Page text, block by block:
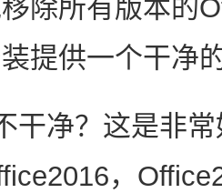
除所有版本的
提供一个干净
干净？这是非
，